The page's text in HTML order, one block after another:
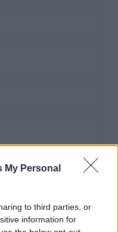
My Personal
to third parties, or
information for